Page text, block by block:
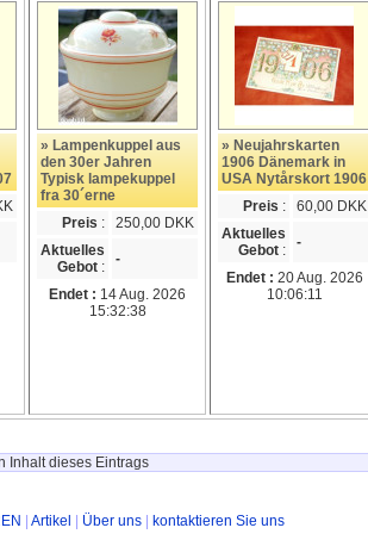
» Lampenkuppel aus
den 30er Jahren
Typisk lampekuppel
fra 30´erne
Preis :
250,00 DKK
Aktuelles
Gebot : -
Endet : 14 Aug. 2026
15:32:38
» Neujahrskarten
1906 Dänemark in
USA Nytårskort 1906
Preis :
60,00 DKK
Aktuelles
Gebot : -
Endet : 20 Aug. 2026
10:06:11
Inhalt dieses Eintrags
Artikel Über uns kontaktieren Sie uns